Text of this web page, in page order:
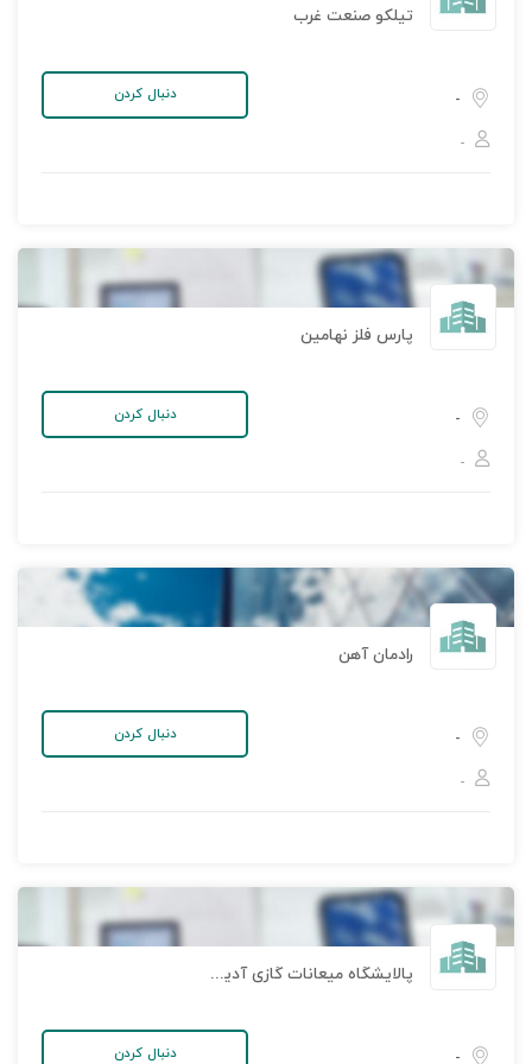
تیلکو صنعت غرب
-
-
دنبال کردن
پارس فلز نهامین
-
-
دنبال کردن
رادمان آهن
-
-
دنبال کردن
پالایشگاه میعانات گازی آدیش جنوبی
- دنبال کردن